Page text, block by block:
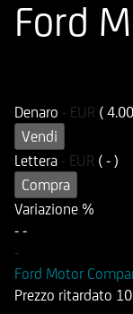
Ford
Denaro - EUR (
Vendi
Lettera - EUR ( - )
Compra
Variazione %
- -
-
Ford Motor
Prezzo ritardato